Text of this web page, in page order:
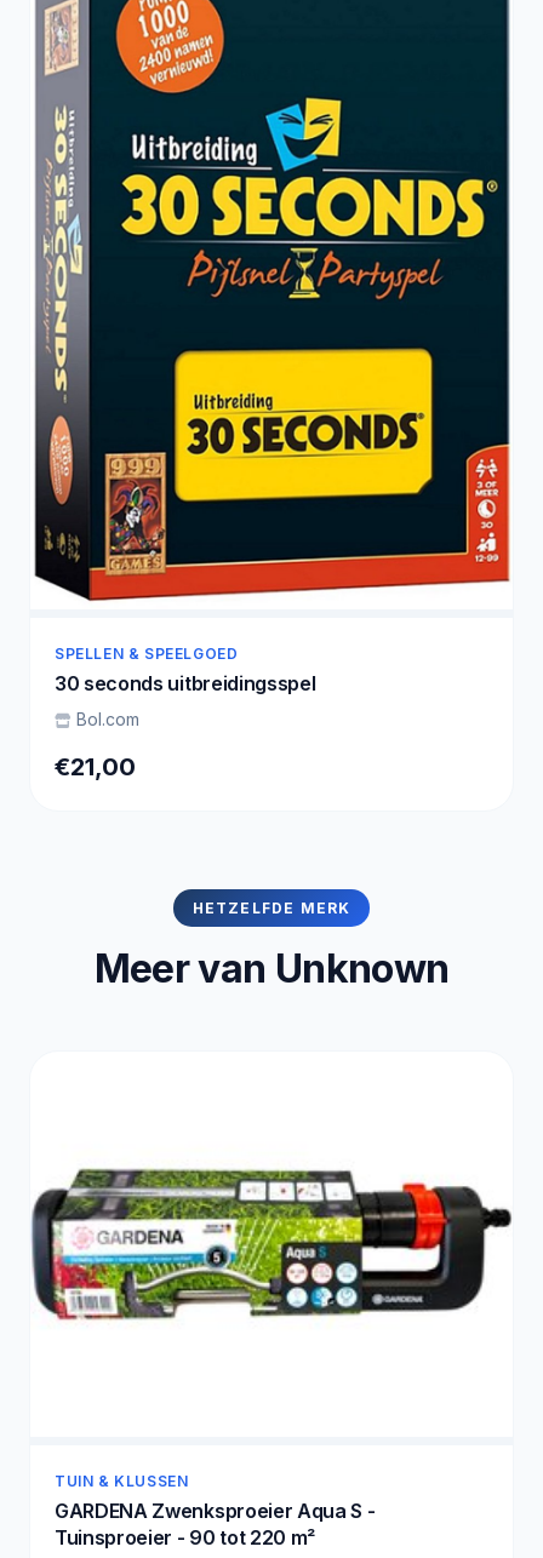
SPELLEN & SPEELGOED
30 seconds uitbreidingsspel
Bol.com
€21,00
HETZELFDE MERK
Meer van Unknown
TUIN & KLUSSEN
GARDENA Zwenksproeier Aqua S -
Tuinsproeier - 90 tot 220 m²